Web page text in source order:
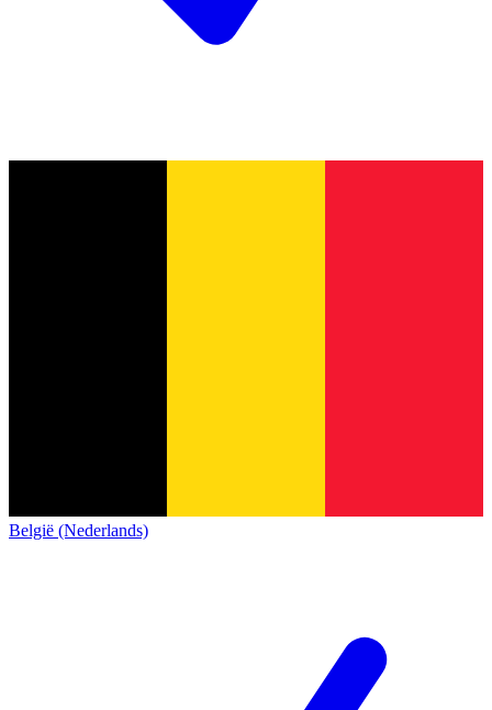
België (Nederlands)